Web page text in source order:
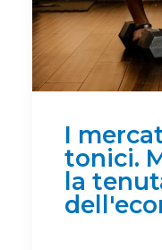
I
tonici.
la